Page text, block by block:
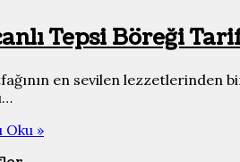
Tepsi Böreği
en sevilen lezzetlerinden
Oku »